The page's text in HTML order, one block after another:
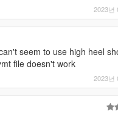
2023년
seem to use high heel
file doesn't work
2023년